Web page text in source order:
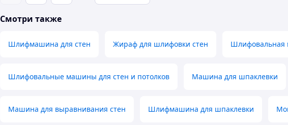
Смотри также
Шлифмашина для стен Жираф для шлифовки стен Шлифовальная
Шлифовальные машины для стен и потолков Машина для шпаклевки
Машина для выравнивания стен Шлифмашина для шпаклевки